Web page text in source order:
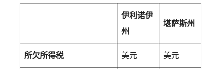
伊利诺伊
州
堪萨斯州
所欠所得税 美元 美元